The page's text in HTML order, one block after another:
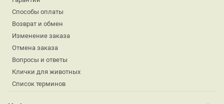
Способы оплаты
Возврат и обмен
Изменение заказа
Отмена заказа
Вопросы и ответы
Клички для животных
Список терминов